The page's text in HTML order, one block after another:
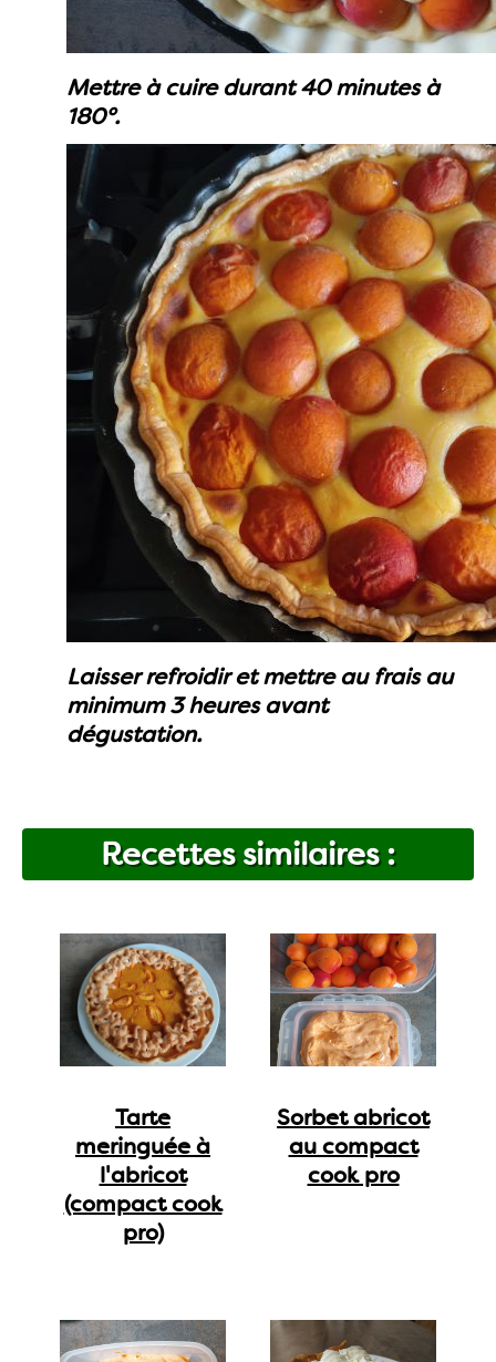
Mettre à cuire durant 40 minutes à
180°.
Laisser refroidir et mettre au frais au
minimum 3 heures avant
dégustation.
Recettes similaires :
Tarte
meringuée à
l'abricot
(compact cook
pro)
Sorbet abricot
au compact
cook pro